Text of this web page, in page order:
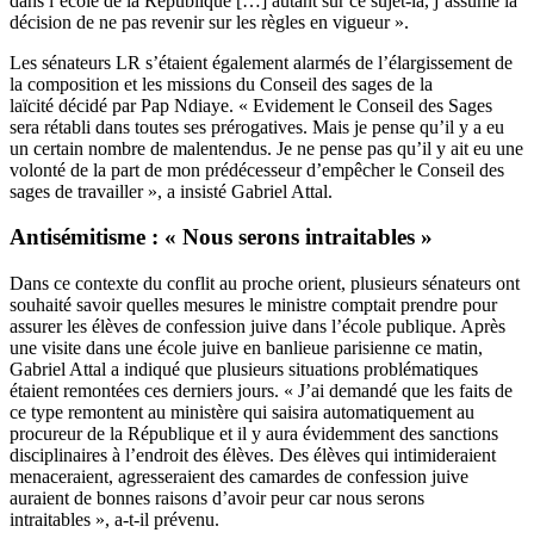
décision de ne pas revenir sur les règles en vigueur ».
Les sénateurs LR s’étaient également alarmés de l’élargissement de
la composition et les missions du Conseil des sages de la
laïcité décidé par Pap Ndiaye. « Evidement le Conseil des Sages
sera rétabli dans toutes ses prérogatives. Mais je pense qu’il y a eu
un certain nombre de malentendus. Je ne pense pas qu’il y ait eu une
volonté de la part de mon prédécesseur d’empêcher le Conseil des
sages de travailler », a insisté Gabriel Attal.
Antisémitisme : « Nous serons intraitables »
Dans ce contexte du conflit au proche orient, plusieurs sénateurs ont
souhaité savoir quelles mesures le ministre comptait prendre pour
assurer les élèves de confession juive dans l’école publique. Après
une visite dans une école juive en banlieue parisienne ce matin,
Gabriel Attal a indiqué que plusieurs situations problématiques
étaient remontées ces derniers jours. « J’ai demandé que les faits de
ce type remontent au ministère qui saisira automatiquement au
procureur de la République et il y aura évidemment des sanctions
disciplinaires à l’endroit des élèves. Des élèves qui intimideraient
menaceraient, agresseraient des camardes de confession juive
auraient de bonnes raisons d’avoir peur car nous serons
intraitables », a-t-il prévenu.